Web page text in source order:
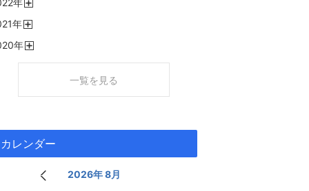
年
年
年
一覧を見る
カレンダー
2026年 8月